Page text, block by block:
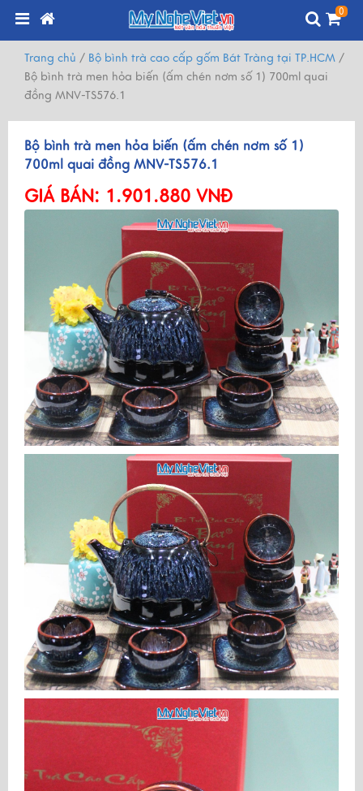
0
Trang chủ / Bộ bình trà cao cấp gốm Bát Tràng tại TP.HCM /
Bộ bình trà men hỏa biến (ấm chén nơm số 1) 700ml quai
đồng MNV-TS576.1
Bộ bình trà men hỏa biến (ấm chén nơm số 1)
700ml quai đồng MNV-TS576.1
GIÁ BÁN: 1.901.880 VNĐ